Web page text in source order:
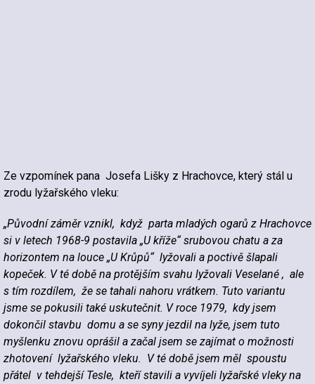
Ze vzpomínek pana Josefa Lišky z Hrachovce, který stál u
zrodu lyžařského vleku:
„Původní záměr vznikl, když parta mladých ogarů z Hrachovce
si v letech 1968-9 postavila „U kříže“ srubovou chatu a za
horizontem na louce „U Krůpů“ lyžovali a poctivě šlapali
kopeček. V té době na protějším svahu lyžovali Veselané , ale
s tím rozdílem, že se tahali nahoru vrátkem. Tuto variantu
jsme se pokusili také uskutečnit. V roce 1979, kdy jsem
dokončil stavbu domu a se syny jezdil na lyže, jsem tuto
myšlenku znovu oprášil a začal jsem se zajímat o možnosti
zhotovení lyžařského vleku. V té době jsem měl spoustu
přátel v tehdejší Tesle, kteří stavili a vyvíjeli lyžařské vleky na